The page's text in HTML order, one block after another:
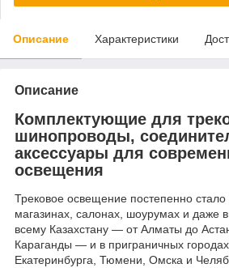
Описание Характеристики
Описание
Комплектующие для
шинопроводы,
аксессуары для
освещения
Трековое освещение постепенно
магазинах, салонах, шоурумах и даже
всему Казахстану — от Алматы до
Караганды — и в приграничных
Екатеринбурга, Тюмени, Омска и